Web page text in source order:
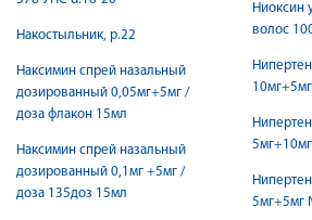
Накостыльник, р.22
Наксимин спрей назальный
дозированный 0,05мг+5мг /
доза флакон 15мл
Наксимин спрей назальный
дозированный 0,1мг +5мг /
доза 135доз 15мл
Ниоксин
волос
5мг+5мг